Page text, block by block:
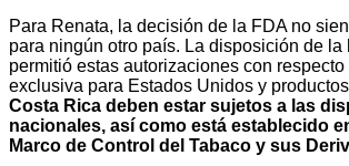
Para Renata, la decisión de la FDA no
para ningún otro país. La disposición de
permitió estas autorizaciones con respecto
exclusiva para Estados Unidos y
Costa Rica deben estar sujetos a las
nacionales, así como está establecido
Marco de Control del Tabaco y sus